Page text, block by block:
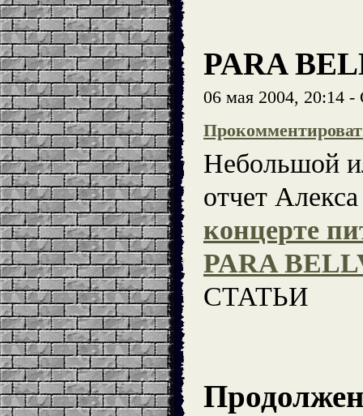
PARA
06 мая 2004, 20:14
Небольшой
отчет
концерте
PARA
СТАТЬИ